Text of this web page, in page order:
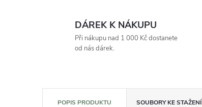
DÁREK K NÁKUPU
Při nákupu nad 1 000 Kč dostanete
od nás dárek.
POPIS PRODUKTU SOUBORY KE STAŽENÍ